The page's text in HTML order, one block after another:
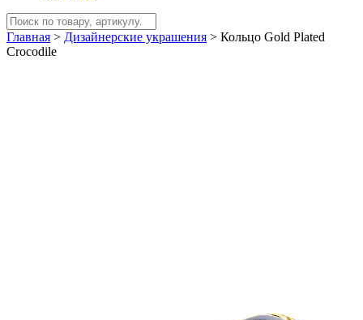
Главная > Дизайнерские украшения > Кольцо Gold Plated
Crocodile